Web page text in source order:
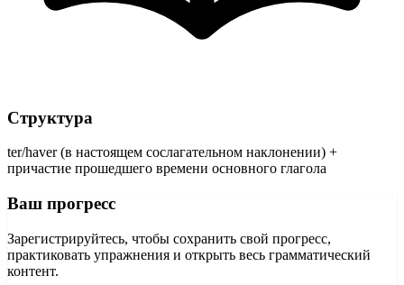
Структура
ter/haver (в настоящем сослагательном наклонении) +
причастие прошедшего времени основного глагола
Ваш прогресс
Зарегистрируйтесь, чтобы сохранить свой прогресс,
практиковать упражнения и открыть весь грамматический
контент.